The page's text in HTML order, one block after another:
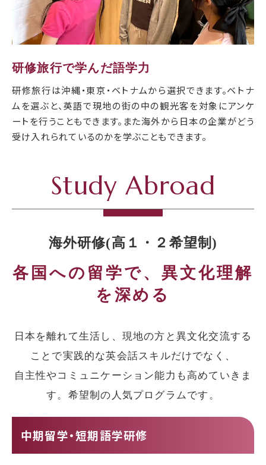
研修旅行で学んだ語学力
研修旅行は沖縄・東京・ベトナムから選択できます。ベトナ
ムを選ぶと、英語で現地の街の中の観光客を対象にアンケ
ートを行うこともできます。また海外から日本の企業がどう
受け入れられているのかを学ぶこともできます。
Study Abroad
海外研修(高１・２希望制)
各国への留学で、異文化理解
を深める
日本を離れて生活し、現地の方と異文化交流する
ことで実践的な英会話スキルだけでなく、
自主性やコミュニケーション能力も高めていきま
す。希望制の人気プログラムです。
中期留学・短期語学研修